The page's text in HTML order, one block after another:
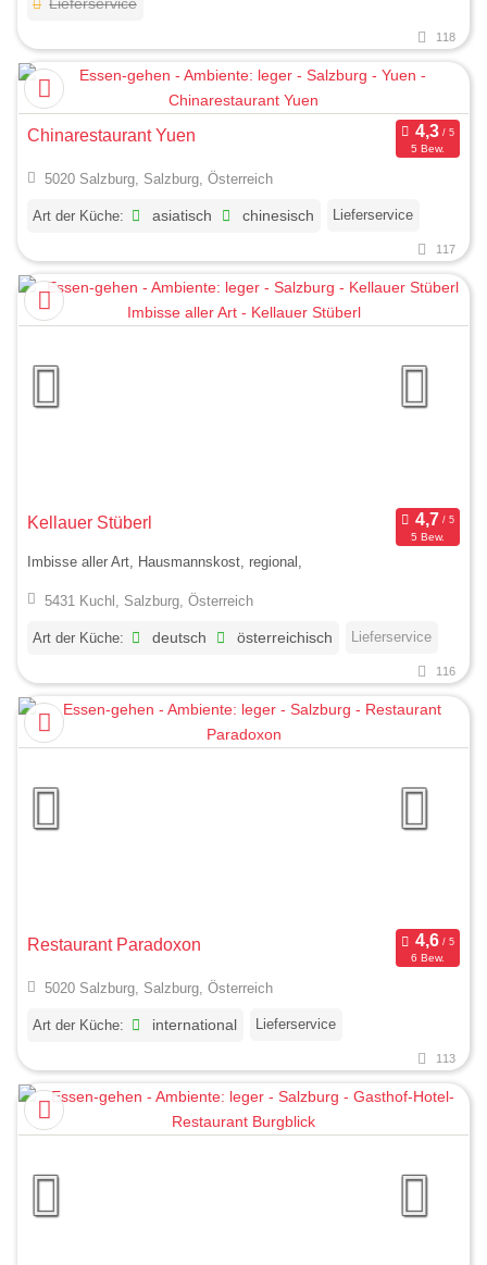
Lieferservice
118
Chinarestaurant Yuen
5 Bew.
5020 Salzburg, Salzburg, Österreich
Art der Küche: asiatisch chinesisch Lieferservice
117
Kellauer Stüberl
5 Bew.
Imbisse aller Art, Hausmannskost, regional,
5431 Kuchl, Salzburg, Österreich
Art der Küche: deutsch österreichisch Lieferservice
116
Restaurant Paradoxon
6 Bew.
5020 Salzburg, Salzburg, Österreich
Art der Küche: international Lieferservice
113